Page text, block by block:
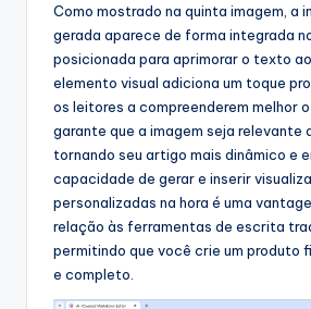
Como mostrado na quinta imagem, a
gerada aparece de forma integrada
posicionada para aprimorar o texto
elemento visual adiciona um toque
os leitores a compreenderem melhor
garante que a imagem seja relevante
tornando seu artigo mais dinâmico e
capacidade de gerar e inserir
personalizadas na hora é uma
relação às ferramentas de escrita
permitindo que você crie um produto
e completo.